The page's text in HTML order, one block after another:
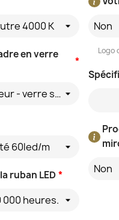
4000 K
*
en verre
Absence de couleur - verre semi-transparent
60led/m
*
ruban LED
000 heures.
Non
Logo
Non